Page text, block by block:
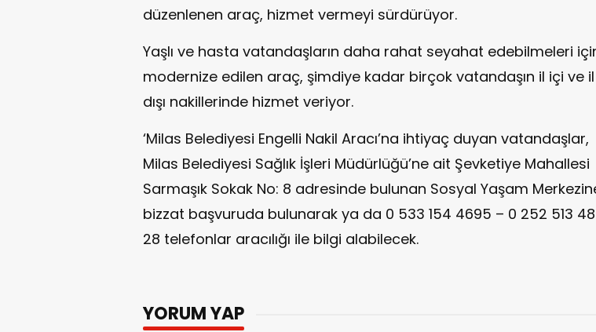
düzenlenen araç, hizmet vermeyi sürdürüyor.
Yaşlı ve hasta vatandaşların daha rahat seyahat edebilmeleri
modernize edilen araç, şimdiye kadar birçok vatandaşın il içi ve il
dışı nakillerinde hizmet veriyor.
‘Milas Belediyesi Engelli Nakil Aracı’na ihtiyaç duyan vatandaşlar,
Milas Belediyesi Sağlık İşleri Müdürlüğü’ne ait Şevketiye Mahallesi
Sarmaşık Sokak No: 8 adresinde bulunan Sosyal Yaşam
bizzat başvuruda bulunarak ya da 0 533 154 4695 – 0 252 513 48
28 telefonlar aracılığı ile bilgi alabilecek.
YORUM YAP